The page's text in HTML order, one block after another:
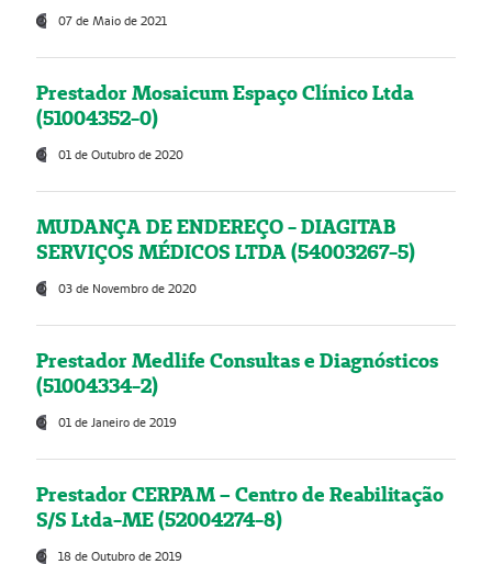
07 de Maio de 2021
Prestador Mosaicum Espaço Clínico Ltda
(51004352-0)
01 de Outubro de 2020
MUDANÇA DE ENDEREÇO - DIAGITAB
SERVIÇOS MÉDICOS LTDA (54003267-5)
03 de Novembro de 2020
Prestador Medlife Consultas e Diagnósticos
(51004334-2)
01 de Janeiro de 2019
Prestador CERPAM – Centro de Reabilitação
S/S Ltda-ME (52004274-8)
18 de Outubro de 2019